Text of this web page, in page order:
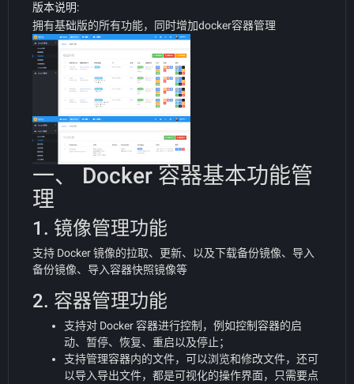
版本说明:
拥有基础版的所有功能，同时增加docker容器管理
一、 Docker 容器基本功能管
理
1. 镜像管理功能
支持 Docker 镜像的拉取、更新、以及下载备份镜像、导入
备份镜像、导入容器快照镜像等
2. 容器管理功能
支持对 Docker 容器进行控制，例如控制容器的启
动、暂停、恢复、重启以及停止；
支持管理容器内的文件，可以浏览和修改文件，还可
以导入导出文件，都是可视化的操作界面，只需要点